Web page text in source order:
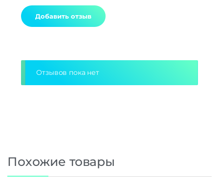
Отзывов пока нет
Похожие товары